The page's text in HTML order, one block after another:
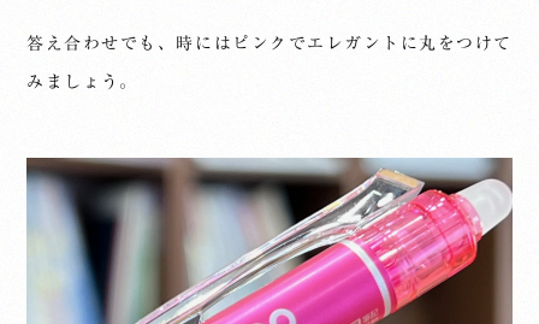
答え合わせでも、時にはピンクでエレガントに丸をつけて
みましょう。